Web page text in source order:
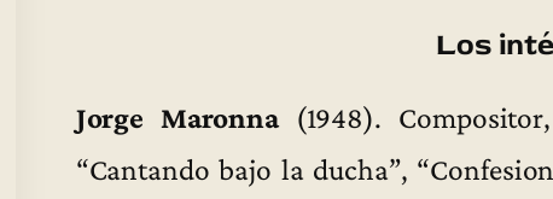
Los
Jorge Maronna(1948).
“Cantando bajo la ducha”,